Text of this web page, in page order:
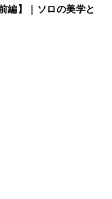
編】｜ソロの美学と